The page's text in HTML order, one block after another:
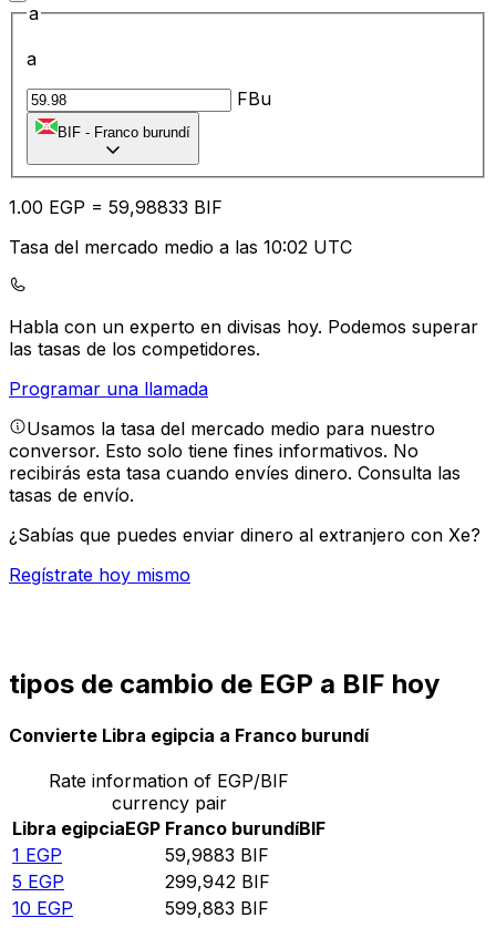
a
a
FBu
BIF - Franco burundí
1.00 EGP = 59,98833 BIF
Tasa del mercado medio a las 10:02 UTC
Habla con un experto en divisas hoy. Podemos superar
las tasas de los competidores.
Programar una llamada
Usamos la tasa del mercado medio para nuestro
conversor. Esto solo tiene fines informativos. No
recibirás esta tasa cuando envíes dinero. Consulta las
tasas de envío.
¿Sabías que puedes enviar dinero al extranjero con Xe?
Regístrate hoy mismo
tipos de cambio de EGP a BIF hoy
Convierte Libra egipcia a Franco burundí
Rate information of EGP/BIF
currency pair
Libra egipciaEGP Franco burundíBIF
1 EGP 59,9883 BIF
5 EGP 299,942 BIF
10 EGP 599,883 BIF